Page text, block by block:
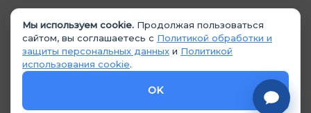
Мы используем cookie. Продолжая пользоваться
сайтом, вы соглашаетесь с Политикой обработки и
защиты персональных данных и Политикой
использования cookie.
OK
© 2026 «AtleticShop». Все права защищены
Политика обработки персональных данных
Политика использования cookie
Согласие на обработку данных
Согласие на рекламные материалы
MAX